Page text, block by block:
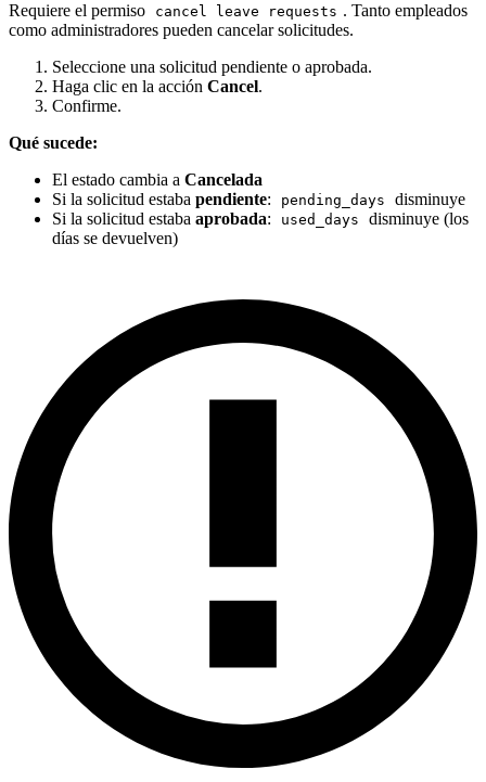
Requiere el permiso cancel leave requests . Tanto empleados
como administradores pueden cancelar solicitudes.
Seleccione una solicitud pendiente o aprobada.
Haga clic en la acción Cancel.
Confirme.
Qué sucede:
El estado cambia a Cancelada
Si la solicitud estaba pendiente: pending_days
disminuye
Si la solicitud estaba aprobada: used_days
disminuye (los
días se devuelven)